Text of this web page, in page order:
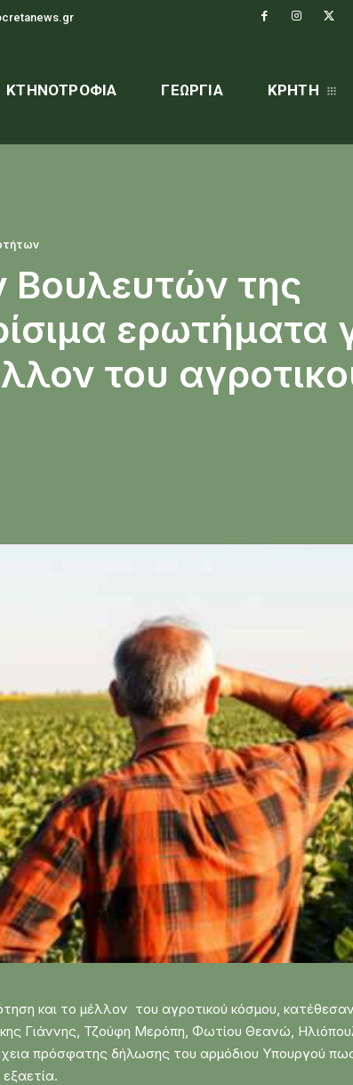
ΚΤΗΝΟΤΡΟΦΊΑ ΓΕΩΡΓΊΑ ΚΡΗΤΗ
Βουλευτών της
ερωτήματα
του
και το μέλλον του αγροτικού κόσμου, κατέθεσαν
Γιάννης, Τζούφη Μερόπη, Φωτίου Θεανώ,
πρόσφατης δήλωσης του αρμόδιου Υπουργού